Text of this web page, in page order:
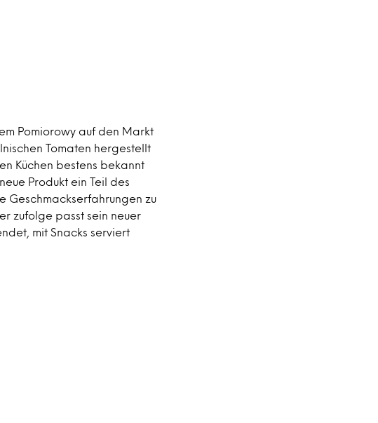
Pomiorowy auf den Markt
Tomaten hergestellt
Küchen bestens bekannt
Produkt ein Teil des
Geschmackserfahrungen zu
zufolge passt sein neuer
mit Snacks serviert